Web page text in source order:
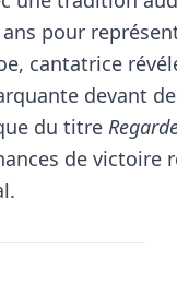
pour
cantatrice
devant
du titre
de victoire